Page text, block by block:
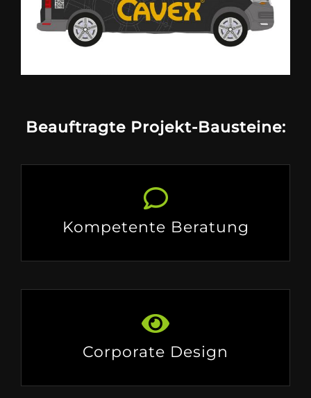
Beauftragte Projekt-Bausteine:
Kompetente Beratung
Corporate Design